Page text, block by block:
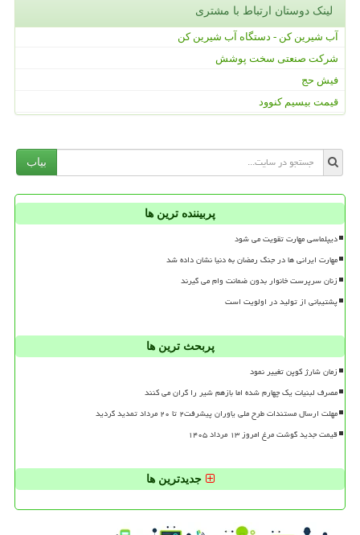
لینک دوستان ارتباط با مشتری
آب شیرین کن - دستگاه آب شیرین کن
شرکت صنعتی سخت پوشش
فیش حج
قیمت بیسیم کنوود
بیاب
پربیننده ترین ها
دیپلماسی مهارت تقویت می شود
مهارت ایرانی ها در جنگ رمضان به دنیا نشان داده شد
زنان سرپرست خانوار بدون ضمانت وام می گیرند
پشتیبانی از تولید در اولویت است
پربحث ترین ها
زمان شارژ کوپن تغییر نمود
مصرف لبنیات یک چهارم شده اما بازهم شیر را گران می کنند
مهلت ارسال مستندات طرح ملی یاوران پیشرفت۲ تا ۲۰ مرداد تمدید گردید
قیمت جدید گوشت مرغ امروز ۱۳ مرداد ۱۴۰۵
جدیدترین ها